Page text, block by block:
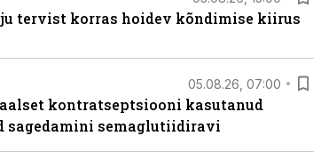
tervist korras hoidev kõndimise kiirus
05.08.26, 07:00
kontratseptsiooni kasutanud
sagedamini semaglutiidiravi